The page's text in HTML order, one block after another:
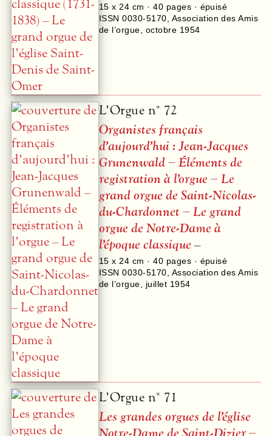
15 x 24 cm ·40 pages · épuisé
ISSN 0030-5170 Association des Amis
de l’orgue
octobre 1954
L’Orgue n° 72
Organistes français
d’aujourd’hui : Jean-Jacques
Grunenwald – Éléments de
registration à l’orgue – Le
grand orgue de Saint-Nicolas-
du-Chardonnet – Le grand
orgue de Notre-Dame à
l’époque classique –
15 x 24 cm ·40 pages · épuisé
ISSN 0030-5170 Association des Amis
de l’orgue
juillet 1954
L’Orgue n° 71
Les grandes orgues de l’église